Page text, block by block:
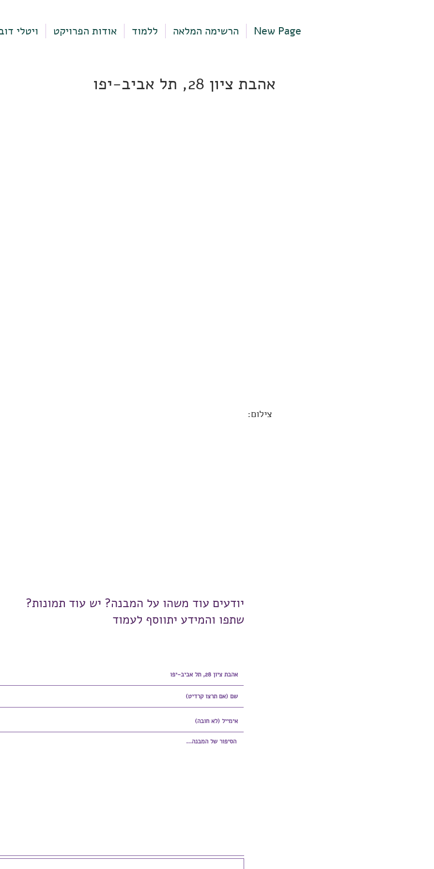
ויטלי אודות הפרויקט ללמוד הרשימה המלאה New Page
אהבת ציון 28, תל אביב-יפו
צילום:
יודעים עוד משהו על המבנה? יש עוד תמונות?
שתפו והמידע יתווסף לעמוד